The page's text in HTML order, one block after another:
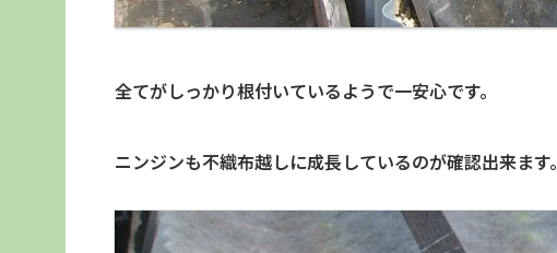
全てがしっかり根付いているようで一安心です。
ニンジンも不織布越しに成長しているのが確認出来ます。